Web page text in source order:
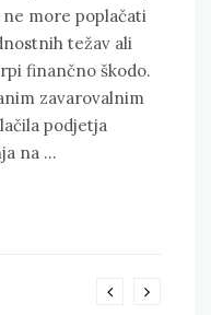
ne more poplačati
težav ali
finančno škodo.
zavarovalnim
podjetja
na …